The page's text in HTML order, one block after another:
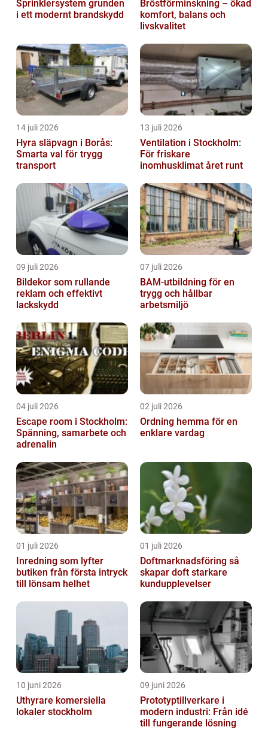
Sprinklersystem grunden
i ett modernt brandskydd
Bröstförminskning – ökad
komfort, balans och
livskvalitet
14 juli 2026
Hyra släpvagn i Borås:
Smarta val för trygg
transport
13 juli 2026
Ventilation i Stockholm:
För friskare
inomhusklimat året runt
09 juli 2026
Bildekor som rullande
reklam och effektivt
lackskydd
07 juli 2026
BAM-utbildning för en
trygg och hållbar
arbetsmiljö
04 juli 2026
Escape room i Stockholm:
Spänning, samarbete och
adrenalin
02 juli 2026
Ordning hemma för en
enklare vardag
01 juli 2026
Inredning som lyfter
butiken från första intryck
till lönsam helhet
01 juli 2026
Doftmarknadsföring så
skapar doft starkare
kundupplevelser
10 juni 2026
Uthyrare komersiella
lokaler stockholm
09 juni 2026
Prototyptillverkare i
modern industri: Från idé
till fungerande lösning